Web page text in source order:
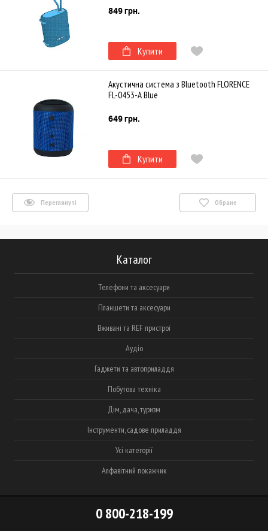
849 грн.
Купити
Акустична система з Bluetooth FLORENCE
FL-0453-A Blue
649 грн.
Купити
Переглянуті Обране
Каталог
Телефони та аксесуари
Планшети та аксесуари
Вживані та REF пристрої
Аудіо
Гаджети та автоприладдя
Побутова техніка
Дім, дача, туризм
Інструменти, садове приладдя
Усі категорії
Алфавітний покажчик
0 800-218-199